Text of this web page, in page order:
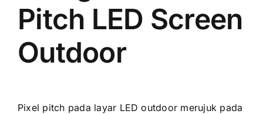
Pitch LED Screen
Outdoor
Pixel pitch раdа layar LED outdoor merujuk раdа